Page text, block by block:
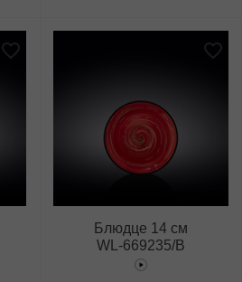
Блюдце 14 см
WL‑669235/B